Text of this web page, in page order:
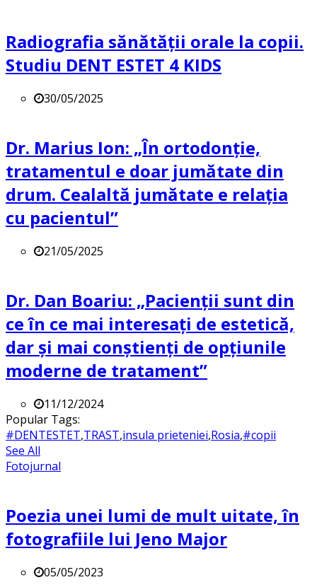
Radiografia sănătății orale la copii.
Studiu DENT ESTET 4 KIDS
30/05/2025
Dr. Marius Ion: „În ortodonție,
tratamentul e doar jumătate din
drum. Cealaltă jumătate e relația
cu pacientul”
21/05/2025
Dr. Dan Boariu: „Pacienții sunt din
ce în ce mai interesați de estetică,
dar și mai conștienți de opțiunile
moderne de tratament”
11/12/2024
Popular Tags:
#DENTESTET,TRAST,insula prieteniei,Rosia,#copii
See All
Fotojurnal
Poezia unei lumi de mult uitate, în
fotografiile lui Jeno Major
05/05/2023